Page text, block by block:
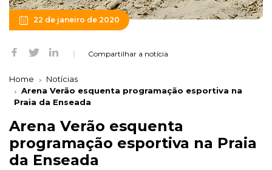
22 de janeiro de 2020
Compartilhar a notícia
Home
Notícias
Arena Verão esquenta programação esportiva na
Praia da Enseada
Arena Verão esquenta
programação esportiva na Praia
da Enseada